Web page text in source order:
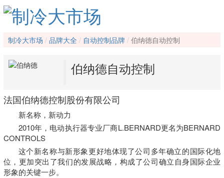
制冷大市场 品牌大全 自动控制品牌 伯纳德自动控制
伯纳德自动控制
法国伯纳德控制股份有限公司
新名称，新动力
2010年，电动执行器专业厂商L.BERNARD更名为BERNARD
CONTROLS
这个新名称与新形象更好地体现了公司多年确立的国际化地
位，更加突出了我们的发展战略，构成了公司确立自身国际企业
形象的关键一步。